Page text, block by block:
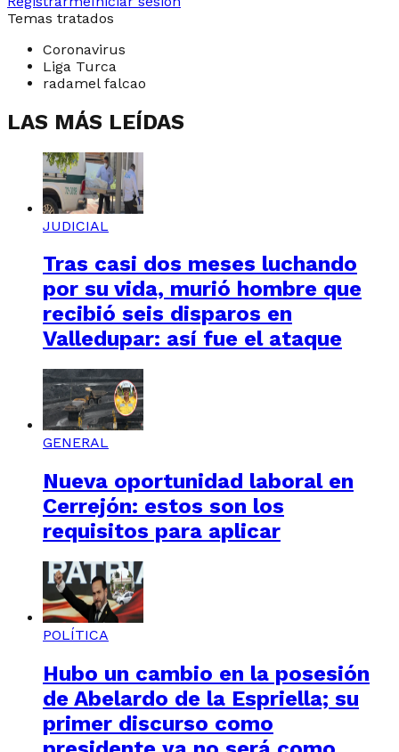
Temas tratados
Coronavirus
Liga Turca
radamel falcao
LAS MÁS LEÍDAS
JUDICIAL
Tras casi dos meses luchando
por su vida, murió hombre que
recibió seis disparos en
Valledupar: así fue el ataque
GENERAL
Nueva oportunidad laboral en
Cerrejón: estos son los
requisitos para aplicar
POLÍTICA
Hubo un cambio en la posesión
de Abelardo de la Espriella; su
primer discurso como